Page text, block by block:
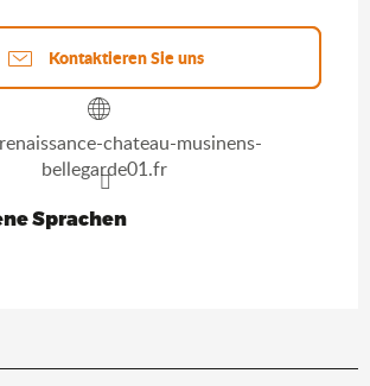
Kontaktieren Sie uns
chateau-musinens-
bellegarde01.fr
Sprachen
Sprachen